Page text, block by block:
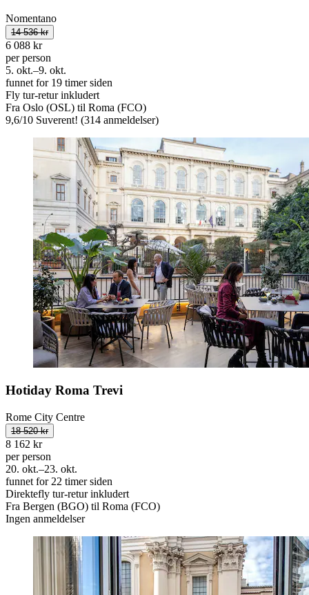
Nomentano
14 536 kr
6 088 kr
per person
5. okt.–9. okt.
funnet for 19 timer siden
Fly tur-retur inkludert
Fra Oslo (OSL) til Roma (FCO)
9,6/10 Suverent! (314 anmeldelser)
Hotiday Roma Trevi
Rome City Centre
18 520 kr
8 162 kr
per person
20. okt.–23. okt.
funnet for 22 timer siden
Direktefly tur-retur inkludert
Fra Bergen (BGO) til Roma (FCO)
Ingen anmeldelser